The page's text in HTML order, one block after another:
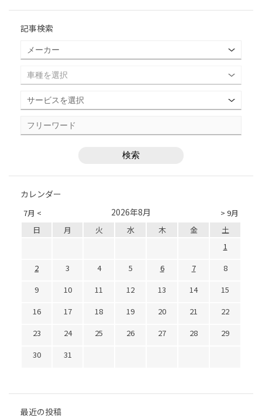
記事検索
カレンダー
7月 < > 9月
2026年8月
日 月 火 水 木 金
土
1
2
3 4 5 6 7
8
9
10 11 12 13 14
15
16
17 18 19 20 21
22
23
24 25 26 27 28
29
30
31
最近の投稿